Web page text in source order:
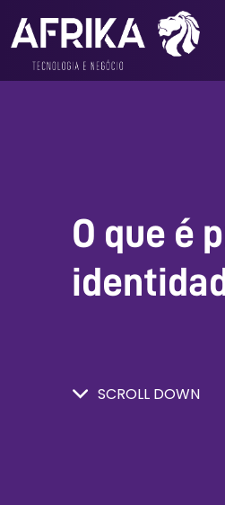
O que é
SCROLL DOWN